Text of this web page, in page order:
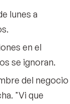
lunes a
en el
se ignoran.
del negocio
"Vi que